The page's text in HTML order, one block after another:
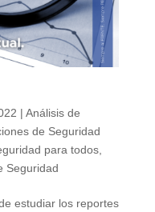
| Análisis de
de Seguridad
para todos,
Seguridad
estudiar los reportes